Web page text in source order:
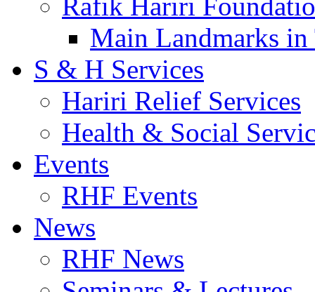
Main Landmarks
S & H Services
Hariri Relief Services
Health & Social
Events
RHF Events
News
RHF News